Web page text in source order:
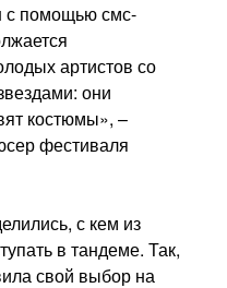
с помощью смс-
артистов со
они
костюмы», –
фестиваля
с кем из
в тандеме. Так,
свой выбор на